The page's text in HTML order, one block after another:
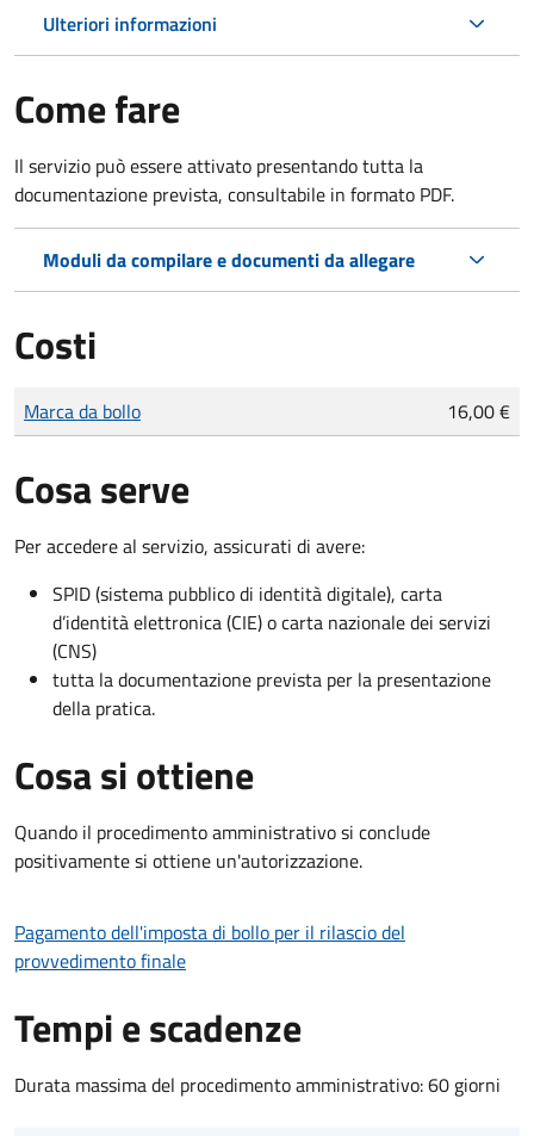
Ulteriori informazioni
Come fare
Il servizio può essere attivato presentando tutta la
documentazione prevista, consultabile in formato PDF.
Moduli da compilare e documenti da allegare
Costi
Tipo di pagamento
Importo
Marca da bollo 16,00 €
Cosa serve
Per accedere al servizio, assicurati di avere:
SPID (sistema pubblico di identità digitale), carta
d’identità elettronica (CIE) o carta nazionale dei servizi
(CNS)
tutta la documentazione prevista per la presentazione
della pratica.
Cosa si ottiene
Quando il procedimento amministrativo si conclude
positivamente si ottiene un'autorizzazione.
Pagamento dell'imposta di bollo per il rilascio del
provvedimento finale
Tempi e scadenze
Durata massima del procedimento amministrativo: 60 giorni